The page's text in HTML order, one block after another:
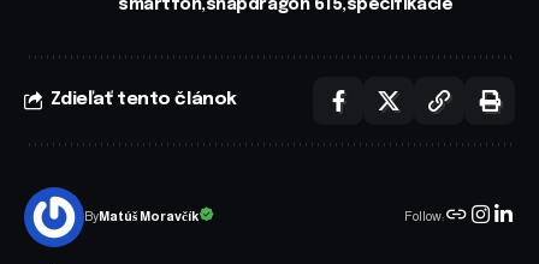
smartfon snapdragon 615 specifikacie
Zdieľať tento článok
ByMatúš Moravčík Follow: